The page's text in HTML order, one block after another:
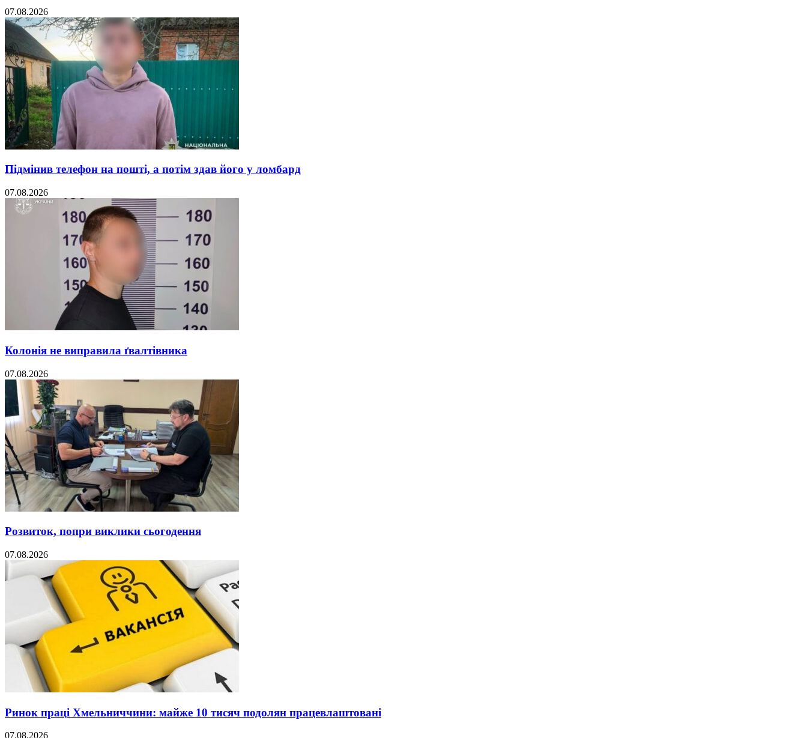
07.08.2026
Підмінив телефон на пошті, а потім здав його у ломбард
07.08.2026
Колонія не виправила ґвалтівника
07.08.2026
Розвиток, попри виклики сьогодення
07.08.2026
Ринок праці Хмельниччини: майже 10 тисяч подолян працевлаштовані
07.08.2026